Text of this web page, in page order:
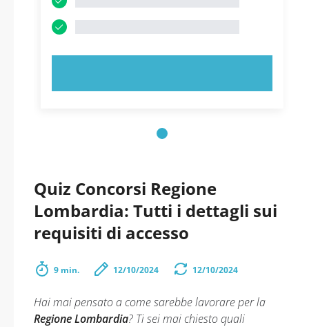
Quiz Concorsi Regione
Lombardia: Tutti i dettagli sui
requisiti di accesso
9 min. 12/10/2024 12/10/2024
Hai mai pensato a come sarebbe lavorare per la
Regione Lombardia? Ti sei mai chiesto quali